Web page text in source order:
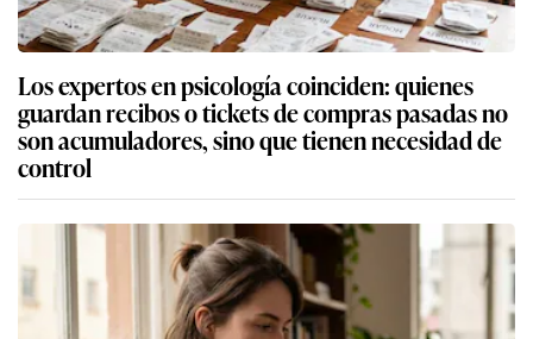
Los expertos en psicología coinciden: quienes
guardan recibos o tickets de compras pasadas no
son acumuladores, sino que tienen necesidad de
control